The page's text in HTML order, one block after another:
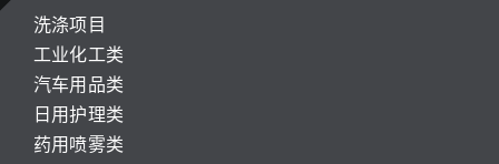
洗涤项目
工业化工类
汽车用品类
日用护理类
药用喷雾类